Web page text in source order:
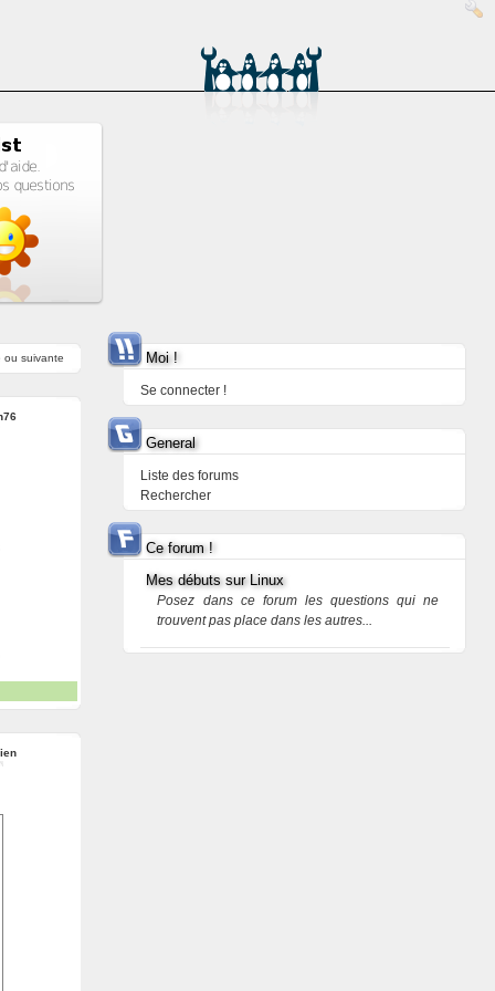
ou suivante Moi !
Se connecter !
General
Liste des forums
Rechercher
Ce forum !
Mes débuts sur Linux
Posez dans ce forum les questions qui ne
trouvent pas place dans les autres...